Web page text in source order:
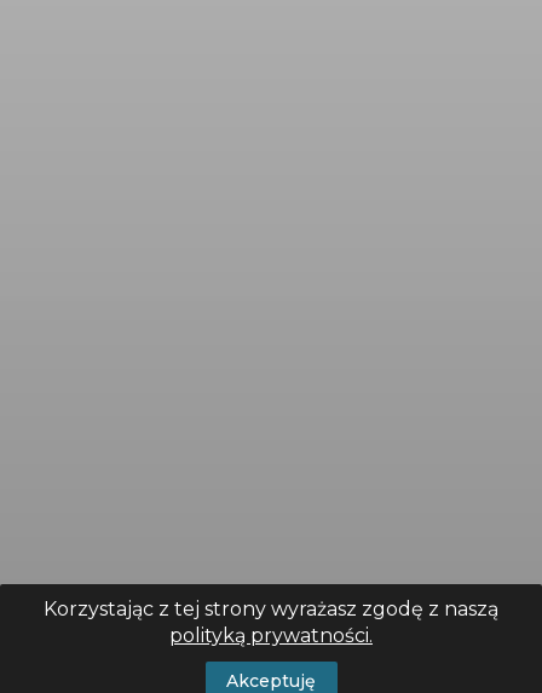
Korzystając z tej strony wyrażasz zgodę z naszą
polityką prywatności.
Akceptuję